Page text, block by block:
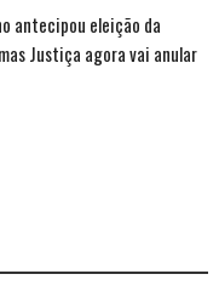
antecipou eleição da
Justiça agora vai anular